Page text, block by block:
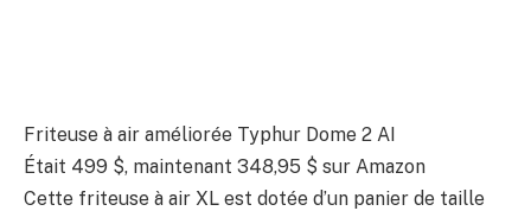
Friteuse à air améliorée Typhur Dome 2 AI
Était 499 $, maintenant 348,95 $ sur Amazon
Cette friteuse à air XL est dotée d’un panier de taille